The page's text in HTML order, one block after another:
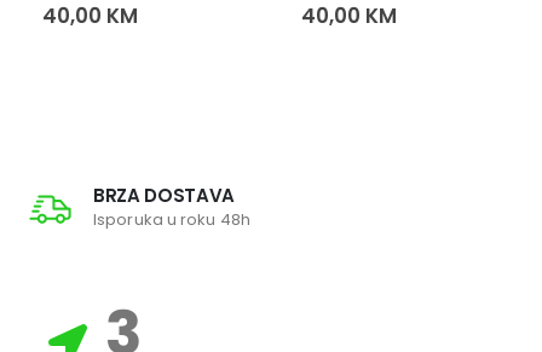
40,00KM 40,00KM
BRZA DOSTAVA
Isporuka u roku 48h
3